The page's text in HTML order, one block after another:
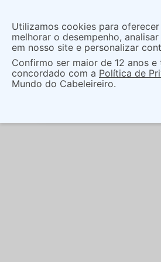
As ofertas e opções de
acordo com a região.
O que você procura?
Cabelo Marcas De Salão
SHAMPOO BRAÉ STAGES
Utilizamos cookies para
melhorar o desempenho,
em nosso site e personalizar
Confirmo ser maior de 12 anos e
concordado com a Política de
Mundo do Cabeleireiro.